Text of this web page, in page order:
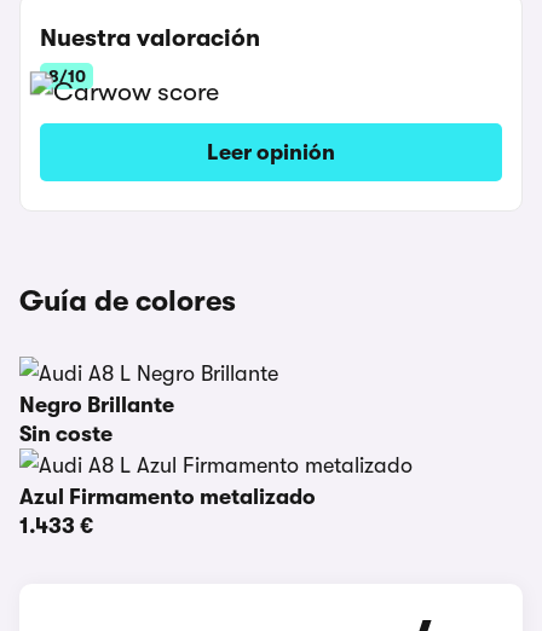
Nuestra valoración
8/10
Leer opinión
Guía de colores
Negro Brillante
Sin coste
Azul Firmamento metalizado
1.433 €